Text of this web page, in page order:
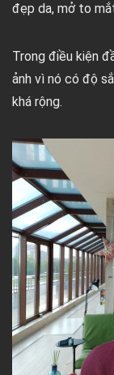
đẹp da, mở to
Trong điều kiện
ảnh vì nó có độ
khá rộng.